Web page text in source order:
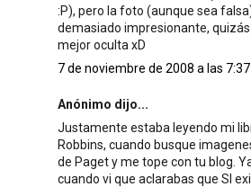
:P), pero la foto (aunque sea
demasiado impresionante,
mejor oculta xD
7 de noviembre de 2008 a las 7:37
Anónimo dijo...
Justamente estaba leyendo mi
Robbins, cuando busque
de Paget y me tope con tu blog.
cuando vi que aclarabas que SI